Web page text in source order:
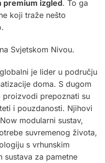
premium izgled. To ga
koji traže nešto
Svjetskom Nivou.
je lider u području
doma. S dugom
proizvodi prepoznati su
i pouzdanosti. Njihovi
modularni sustav,
suvremenog života,
s vrhunskim
sustava za pametne